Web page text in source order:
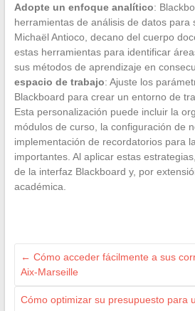
Adopte un enfoque analítico:
herramientas de análisis de datos para
Michaël Antioco, decano del cuerpo
estas herramientas para identificar
sus métodos de aprendizaje en
espacio de trabajo: Ajuste los
Blackboard para crear un entorno de
Esta personalización puede incluir la
módulos de curso, la configuración de
implementación de recordatorios para
importantes. Al aplicar estas
de la interfaz Blackboard y, por
académica.
← Cómo acceder fácilmente a sus
Aix-Marseille
Cómo optimizar su presupuesto para